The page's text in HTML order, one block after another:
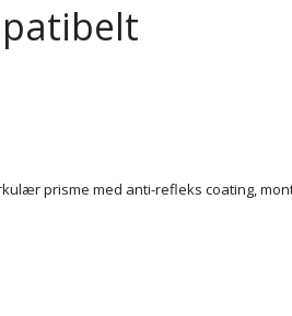
prisme med anti-refleks coating,